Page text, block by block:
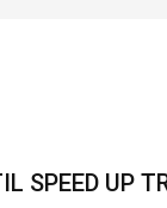
SPEED UP